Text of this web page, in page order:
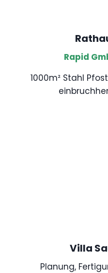
Rapid
1000m² Stahl
Villa
Planung,